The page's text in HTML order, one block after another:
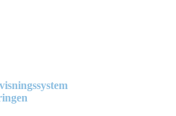
for matematikkundervisning i